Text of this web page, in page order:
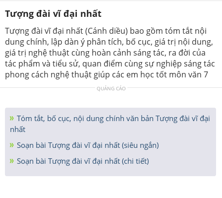
Tượng đài vĩ đại nhất
Tượng đài vĩ đại nhất (Cánh diều) bao gồm tóm tắt nội
dung chính, lập dàn ý phân tích, bố cục, giá trị nội dung,
giá trị nghệ thuật cùng hoàn cảnh sáng tác, ra đời của
tác phẩm và tiểu sử, quan điểm cùng sự nghiệp sáng tác
phong cách nghệ thuật giúp các em học tốt môn văn 7
QUẢNG CÁO
Tóm tắt, bố cục, nội dung chính văn bản Tượng đài vĩ đại
nhất
Soạn bài Tượng đài vĩ đại nhất (siêu ngắn)
Soạn bài Tượng đài vĩ đại nhất (chi tiết)